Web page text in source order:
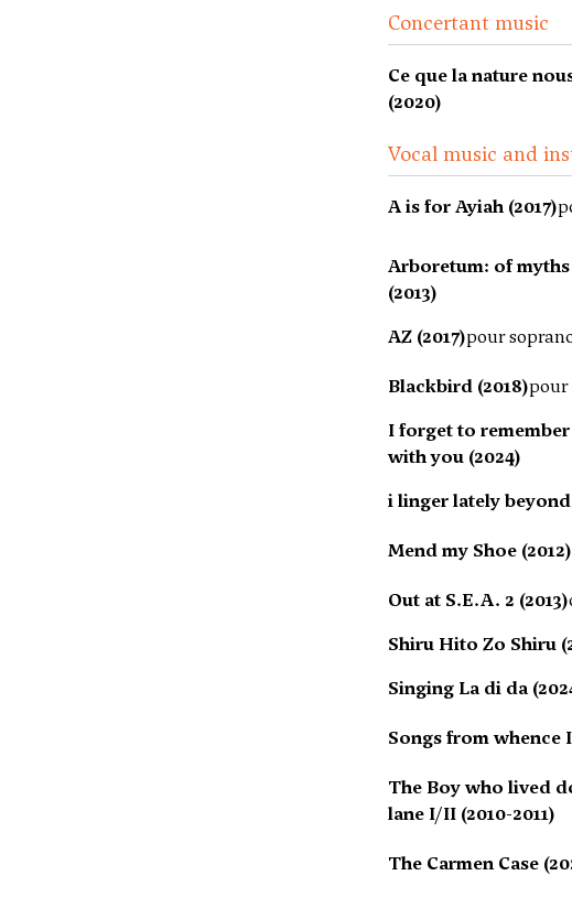
Concertant music
Ce que la nature
(2020)
Vocal music and
A is for Ayiah (2017)
Arboretum: of
(2013)
AZ (2017)pour
Blackbird (2018)pour
I forget to
with you (2024)
i linger lately
Mend my Shoe (2012)
Out at S.E.A. 2 (2013)
Shiru Hito Zo Shiru
Singing La di da
Songs from whence
The Boy who lived
lane I/II (2010-2011)
The Carmen Case